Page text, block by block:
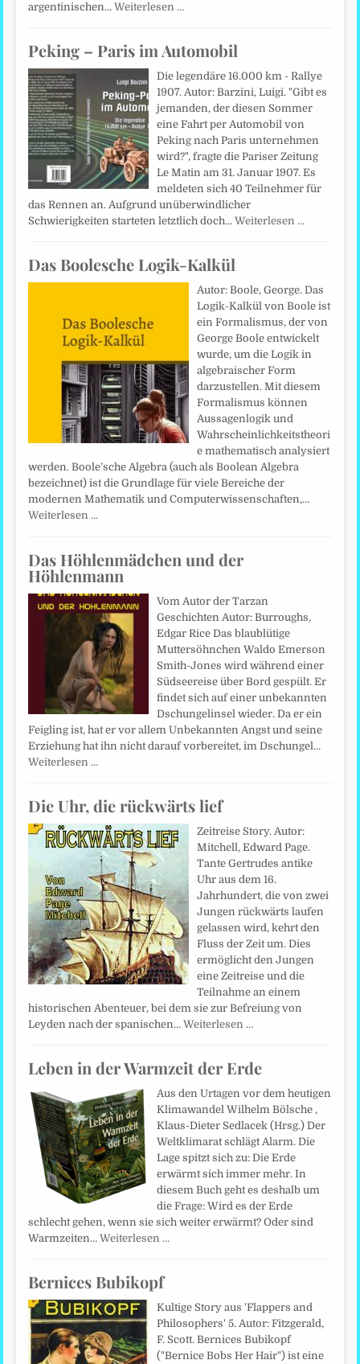
argentinischen…Weiterlesen …
Peking – Paris im Automobil
Die legendäre 16.000 km - Rallye
1907. Autor: Barzini, Luigi. "Gibt es
jemanden, der diesen Sommer
eine Fahrt per Automobil von
Peking nach Paris unternehmen
wird?", fragte die Pariser Zeitung
Le Matin am 31. Januar 1907. Es
meldeten sich 40 Teilnehmer für
das Rennen an. Aufgrund unüberwindlicher
Schwierigkeiten starteten letztlich doch…Weiterlesen …
Das Boolesche Logik-Kalkül
Autor: Boole, George. Das
Logik-Kalkül von Boole ist
ein Formalismus, der von
George Boole entwickelt
wurde, um die Logik in
algebraischer Form
darzustellen. Mit diesem
Formalismus können
Aussagenlogik und
Wahrscheinlichkeitstheori
e mathematisch analysiert
werden. Boole’sche Algebra (auch als Boolean Algebra
bezeichnet) ist die Grundlage für viele Bereiche der
modernen Mathematik und Computerwissenschaften,…
Weiterlesen …
Das Höhlenmädchen und der
Höhlenmann
Vom Autor der Tarzan
Geschichten Autor: Burroughs,
Edgar Rice Das blaublütige
Muttersöhnchen Waldo Emerson
Smith-Jones wird während einer
Südseereise über Bord gespült. Er
findet sich auf einer unbekannten
Dschungelinsel wieder. Da er ein
Feigling ist, hat er vor allem Unbekannten Angst und seine
Erziehung hat ihn nicht darauf vorbereitet, im Dschungel…
Weiterlesen …
Die Uhr, die rückwärts lief
Zeitreise Story. Autor:
Mitchell, Edward Page.
Tante Gertrudes antike
Uhr aus dem 16.
Jahrhundert, die von zwei
Jungen rückwärts laufen
gelassen wird, kehrt den
Fluss der Zeit um. Dies
ermöglicht den Jungen
eine Zeitreise und die
Teilnahme an einem
historischen Abenteuer, bei dem sie zur Befreiung von
Leyden nach der spanischen…Weiterlesen …
Leben in der Warmzeit der Erde
Aus den Urtagen vor dem heutigen
Klimawandel Wilhelm Bölsche ,
Klaus-Dieter Sedlacek (Hrsg.) Der
Weltklimarat schlägt Alarm. Die
Lage spitzt sich zu: Die Erde
erwärmt sich immer mehr. In
diesem Buch geht es deshalb um
die Frage: Wird es der Erde
schlecht gehen, wenn sie sich weiter erwärmt? Oder sind
Warmzeiten…Weiterlesen …
Bernices Bubikopf
Kultige Story aus 'Flappers and
Philosophers' 5. Autor: Fitzgerald,
F. Scott. Bernices Bubikopf
("Bernice Bobs Her Hair") ist eine